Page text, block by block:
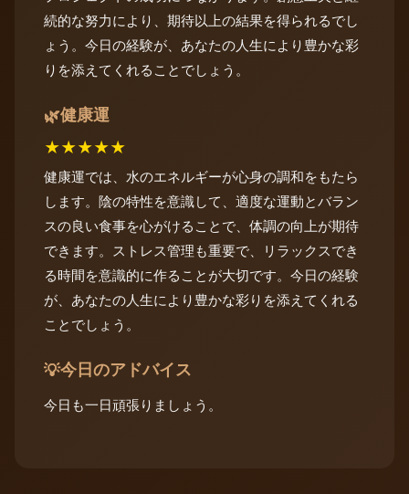
続的な努力により、期待以上の結果を得られるでし
ょう。今日の経験が、あなたの人生により豊かな彩
りを添えてくれることでしょう。
🌿健康運
★★★★★
健康運では、水のエネルギーが心身の調和をもたら
します。陰の特性を意識して、適度な運動とバラン
スの良い食事を心がけることで、体調の向上が期待
できます。ストレス管理も重要で、リラックスでき
る時間を意識的に作ることが大切です。今日の経験
が、あなたの人生により豊かな彩りを添えてくれる
ことでしょう。
💡今日のアドバイス
今日も一日頑張りましょう。